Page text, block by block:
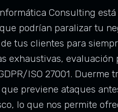
Consulting
podrían paralizar tu
tus clientes para
exhaustivas,
ISO 27001.
previene ataques
lo que nos permite